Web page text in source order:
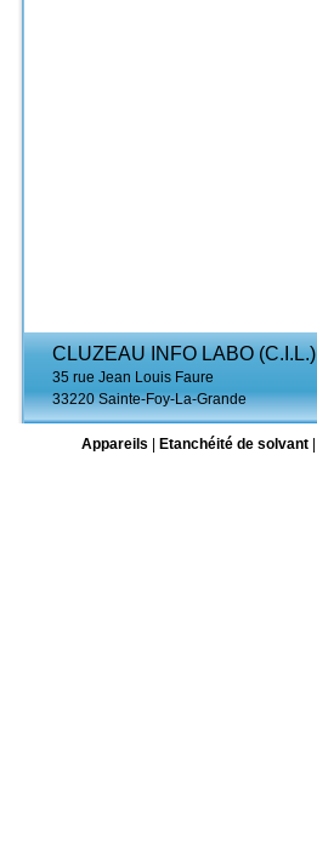
CLUZEAU INFO LABO (C.I.L.)
35 rue Jean Louis Faure
33220 Sainte-Foy-La-Grande
Appareils
Etanchéité de solvant